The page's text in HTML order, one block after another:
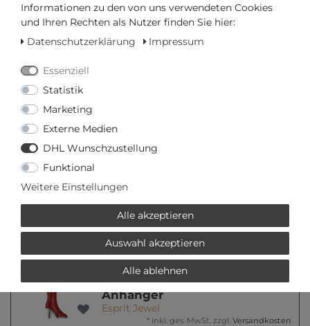
* inkl. ges. MwSt. zzgl. Versandkosten
VERWANDTE PRODUKTE
ESPRIT JEWEL
-50%
Esprit Jewel Amory
Esprit Jewel
*inkl. ges. MwSt. zzgl. Versandkosten
20,28 € *
Esprit Jewel Boot
ESCH91172A000 Charm
Anhänger
Esprit Jewel
* inkl. ges. MwSt. zzgl. Versandkosten
Informationen zu den von uns verwendeten Cookies
und Ihren Rechten als Nutzer finden Sie hier:
Datenschutzerklärung
Impressum
Essenziell
Statistik
Marketing
Externe Medien
DHL Wunschzustellung
Funktional
Weitere Einstellungen
Alle akzeptieren
Auswahl akzeptieren
Alle ablehnen